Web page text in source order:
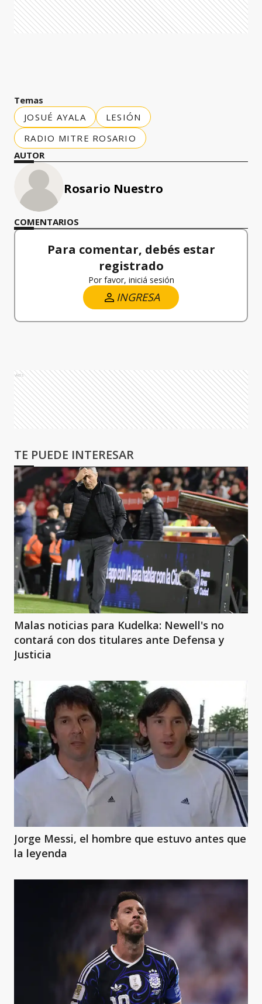
Temas
JOSUÉ AYALA
LESIÓN
RADIO MITRE ROSARIO
AUTOR
Rosario Nuestro
COMENTARIOS
Para comentar, debés estar
registrado
Por favor, iniciá sesión
INGRESA
Ads
TE PUEDE INTERESAR
Malas noticias para Kudelka: Newell's no
contará con dos titulares ante Defensa y
Justicia
Jorge Messi, el hombre que estuvo antes que
la leyenda